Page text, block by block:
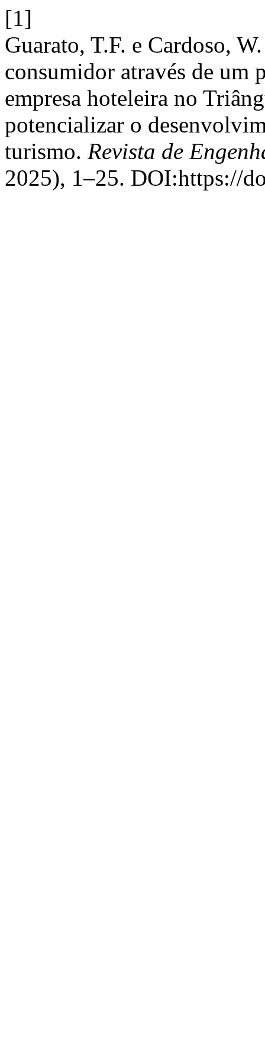
[1]
Guarato, T.F. e Cardoso,
consumidor através de um
empresa hoteleira no
potencializar o
turismo. Revista de
2025), 1–25. DOI:https://